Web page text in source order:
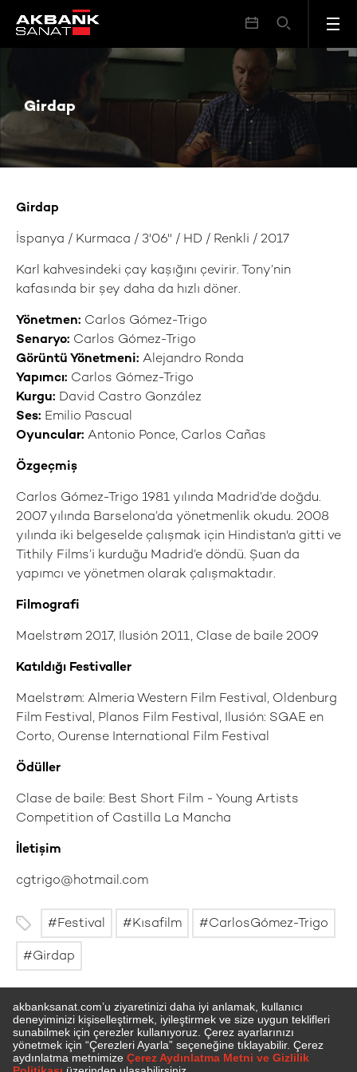
Girdap
Girdap
Girdap
İspanya / Kurmaca / 3'06'' / HD / Renkli / 2017
Karl kahvesindeki çay kaşığını çevirir. Tony’nin
kafasında bir şey daha da hızlı döner.
Yönetmen: Carlos Gómez-Trigo
Senaryo: Carlos Gómez-Trigo
Görüntü Yönetmeni: Alejandro Ronda
Yapımcı: Carlos Gómez-Trigo
Kurgu: David Castro González
Ses: Emilio Pascual
Oyuncular: Antonio Ponce, Carlos Cañas
Özgeçmiş
Carlos Gómez-Trigo 1981 yılında Madrid’de doğdu.
2007 yılında Barselona’da yönetmenlik okudu. 2008
yılında iki belgeselde çalışmak için Hindistan'a gitti ve
Tithily Films’i kurduğu Madrid’e döndü. Şuan da
yapımcı ve yönetmen olarak çalışmaktadır.
Filmografi
Maelstrøm 2017, Ilusión 2011, Clase de baile 2009
Katıldığı Festivaller
Maelstrøm: Almeria Western Film Festival, Oldenburg
Film Festival, Planos Film Festival, Ilusión: SGAE en
Corto, Ourense International Film Festival
Ödüller
Clase de baile: Best Short Film - Young Artists
Competition of Castilla La Mancha
İletişim
cgtrigo@hotmail.com
Festival Kısafilm CarlosGómez-Trigo
Girdap